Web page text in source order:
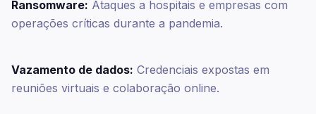
Ransomware: Ataques a hospitais e empresas com
operações críticas durante a pandemia.
Vazamento de dados: Credenciais expostas em
reuniões virtuais e colaboração online.